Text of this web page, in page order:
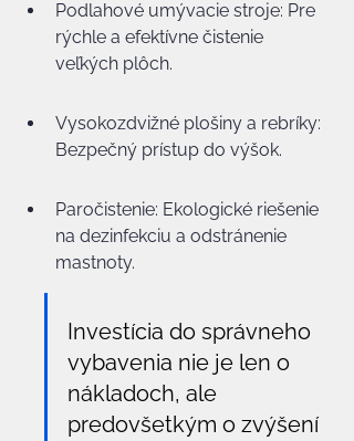
Podlahové umývacie stroje: Pre
rýchle a efektívne čistenie
veľkých plôch.
Vysokozdvižné plošiny a rebríky:
Bezpečný prístup do výšok.
Paročistenie: Ekologické riešenie
na dezinfekciu a odstránenie
mastnoty.
Investícia do správneho
vybavenia nie je len o
nákladoch, ale
predovšetkým o zvýšení